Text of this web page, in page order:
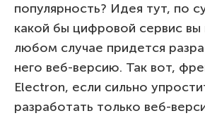
популярность? Идея тут, по
какой бы цифровой сервис вы
любом случае придется
него веб-версию. Так вот,
Electron, если сильно
разработать только веб-